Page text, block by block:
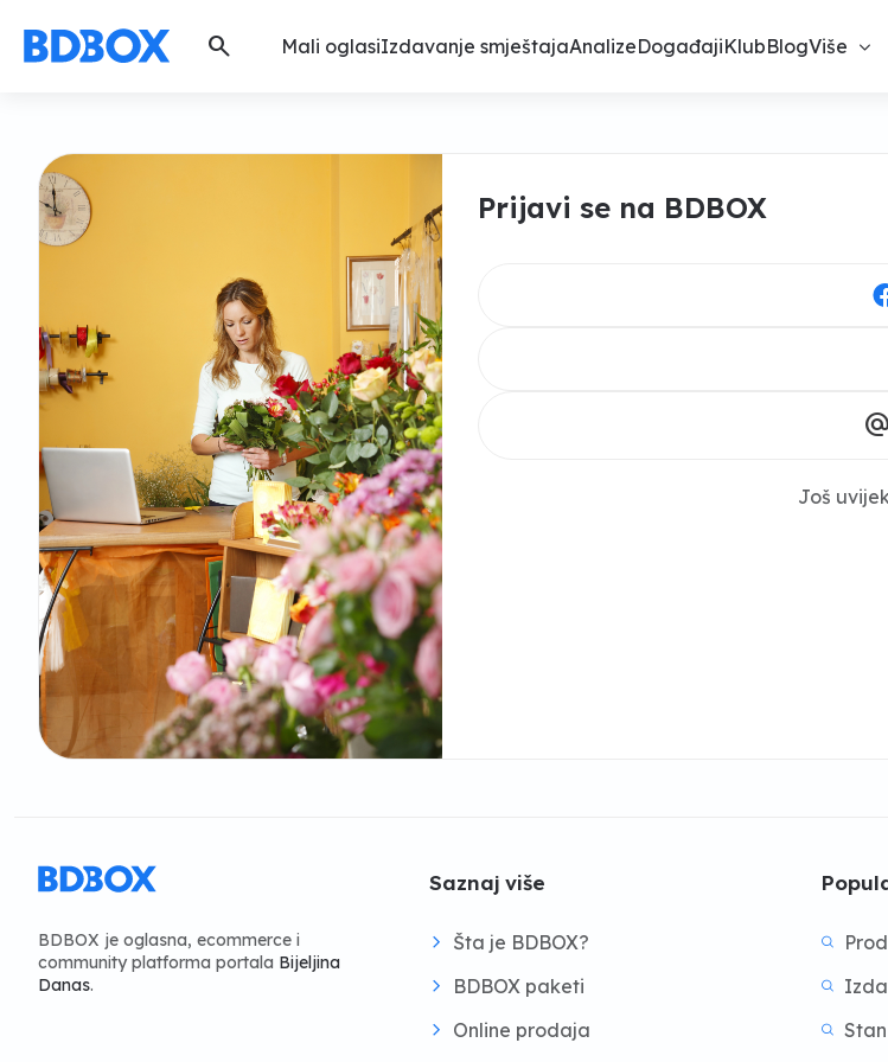
search Mali oglasiIzdavanje smještajaAnalizeDogađajiKlubBlogViše
Prijavi se na BDBOX
alternate_email
Još
BDBOX je oglasna, ecommerce i
community platforma portala Bijeljina
Danas.
Saznaj više
Šta je BDBOX?
BDBOX paketi
Online prodaja